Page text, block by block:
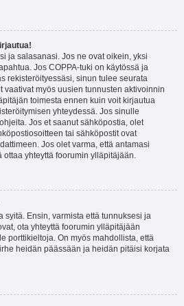
ja salasanasi. Jos ne ovat oikein, yksi
Jos COPPA-tuki on käytössä ja
rekisteröityessäsi, sinun tulee seurata
vaativat myös uusien tunnusten aktivoinnin
toimesta ennen kuin voit kirjautua
yhteydessä. Jos sinulle
Jos et saanut sähköpostia, olet
tai sähköpostit ovat
Jos olet varma, että antamasi
yhteyttä foorumin ylläpitäjään.
syitä. Ensin, varmista että tunnuksesi ja
ota yhteyttä foorumin ylläpitäjään
porttikieltoja. On myös mahdollista, että
heidän päässään ja heidän pitäisi korjata